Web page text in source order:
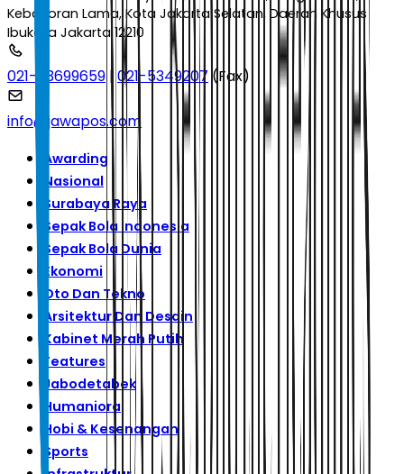
Kebayoran Lama, Kota Jakarta Selatan, Daerah Khusus
Ibukota Jakarta 12210
021-53699659 | 021-5349207 (Fax)
info@jawapos.com
Awarding
Nasional
Surabaya Raya
Sepak Bola Indonesia
Sepak Bola Dunia
Ekonomi
Oto Dan Tekno
Arsitektur Dan Desain
Kabinet Merah Putih
Features
Jabodetabek
Humaniora
Hobi & Kesenangan
Sports